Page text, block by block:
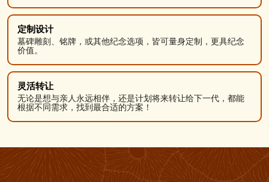
定制设计
墓碑雕刻、铭牌，或其他纪念选项，皆可量身定制，更具纪念
价值。
灵活转让
无论是想与亲人永远相伴，还是计划将来转让给下一代，都能
根据不同需求，找到最合适的方案！